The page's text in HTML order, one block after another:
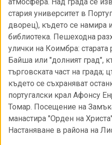
стария университет в
дворец), където се намира
библиотека. Пешеходна
улички на Коимбра: старата
Байша или "долният град",
търговската част на града;
където се съхраняват
португалски крал Афонсу
Томар. Посещение на
манастира "Орден на
Настаняване в района на